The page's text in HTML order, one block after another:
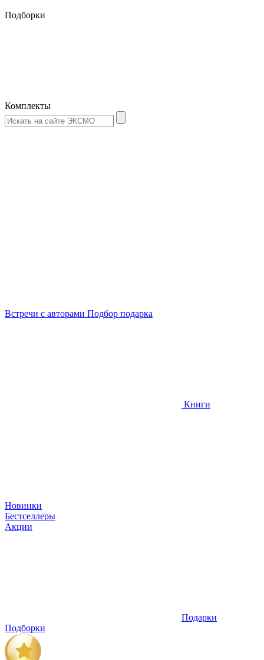
Подборки
Комплекты
Встречи с авторами Подбор подарка
Книги
Новинки
Бестселлеры
Акции
Подарки
Подборки